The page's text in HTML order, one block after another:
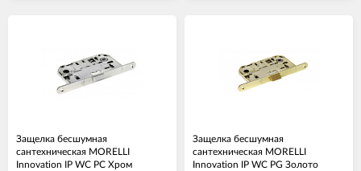
Защелка бесшумная
сантехническая MORELLI
Innovation IP WC PC Хром
Защелка бесшумная
сантехническая MORELLI
Innovation IP WC PG Золото